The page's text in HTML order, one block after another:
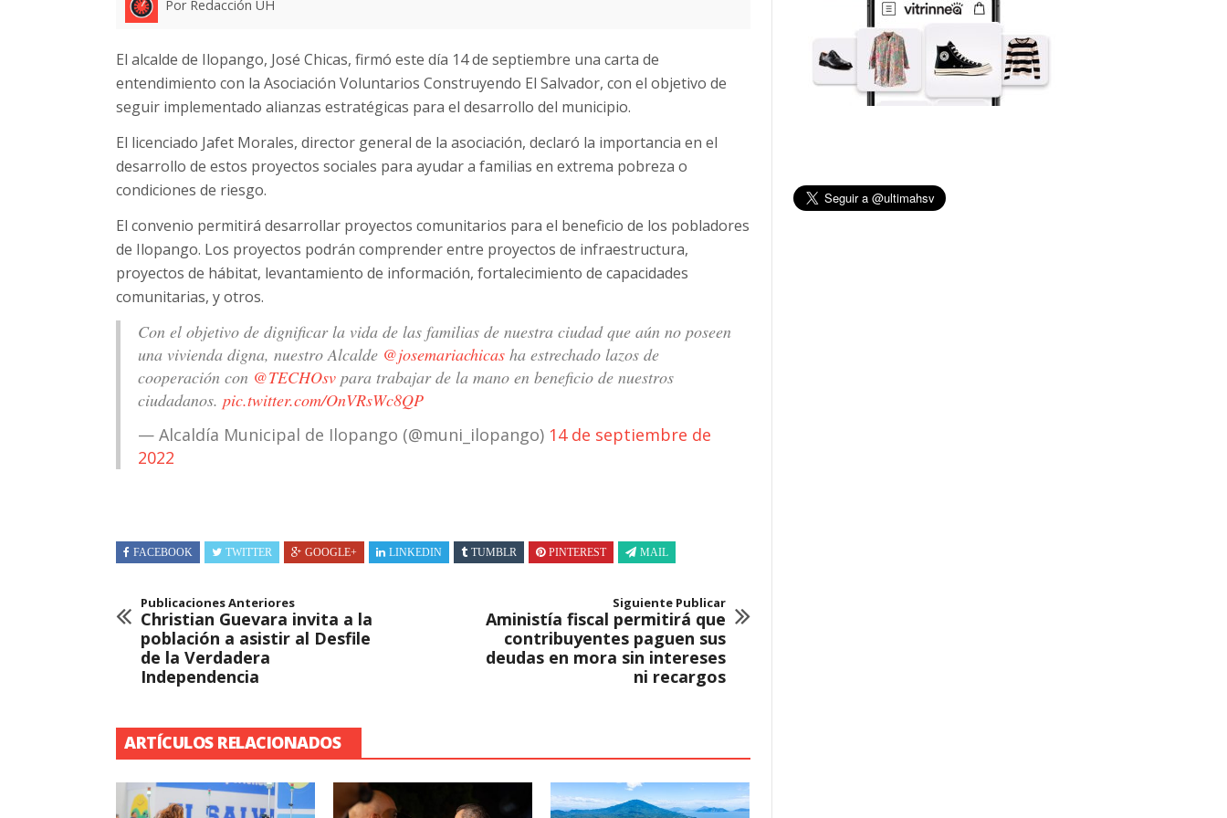
Por Redacción UH
El alcalde de Ilopango, José Chicas, firmó este día 14 de septiembre una carta de
entendimiento con la Asociación Voluntarios Construyendo El Salvador, con el objetivo de
seguir implementado alianzas estratégicas para el desarrollo del municipio.
El licenciado Jafet Morales, director general de la asociación, declaró la importancia en el
desarrollo de estos proyectos sociales para ayudar a familias en extrema pobreza o
condiciones de riesgo.
El convenio permitirá desarrollar proyectos comunitarios para el beneficio de los pobladores
de Ilopango. Los proyectos podrán comprender entre proyectos de infraestructura,
proyectos de hábitat, levantamiento de información, fortalecimiento de capacidades
comunitarias, y otros.
Con el objetivo de dignificar la vida de las familias de nuestra ciudad que aún no poseen
una vivienda digna, nuestro Alcalde @josemariachicas ha estrechado lazos de
cooperación con @TECHOsv para trabajar de la mano en beneficio de nuestros
ciudadanos. pic.twitter.com/OnVRsWc8QP
— Alcaldía Municipal de Ilopango (@muni_ilopango) 14 de septiembre de
2022
FACEBOOK TWITTER GOOGLE+ LINKEDIN TUMBLR PINTEREST MAIL
Publicaciones Anteriores
Christian Guevara invita a la
población a asistir al Desfile
de la Verdadera
Independencia
Siguiente Publicar
Aministía fiscal permitirá que
contribuyentes paguen sus
deudas en mora sin intereses
ni recargos
ARTÍCULOS RELACIONADOS